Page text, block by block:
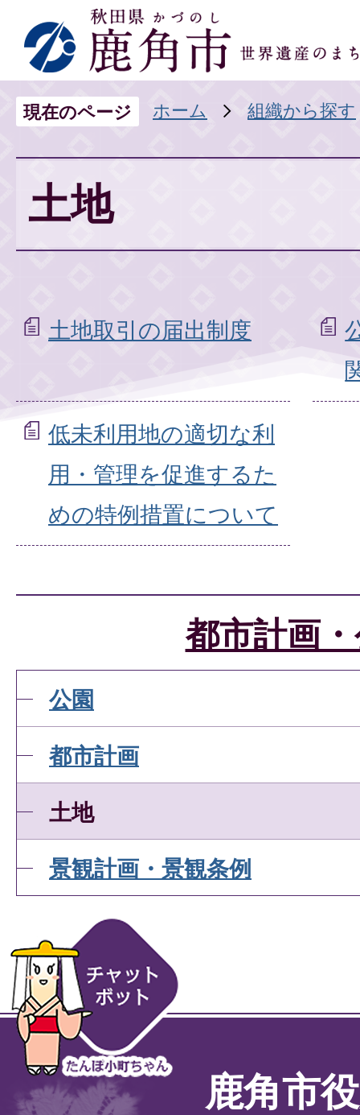
現在のページ ホーム 組織から探す
土地
土地取引の届出制度
低未利用地の適切な利
用・管理を促進するた
めの特例措置について
都市計画
公園
都市計画
土地
景観計画・景観条例
鹿角市